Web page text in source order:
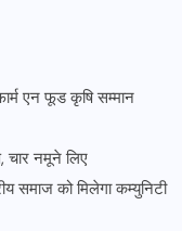
एन फूड कृषि सम्मान
चार नमूने लिए
समाज को मिलेगा कम्युनिटी